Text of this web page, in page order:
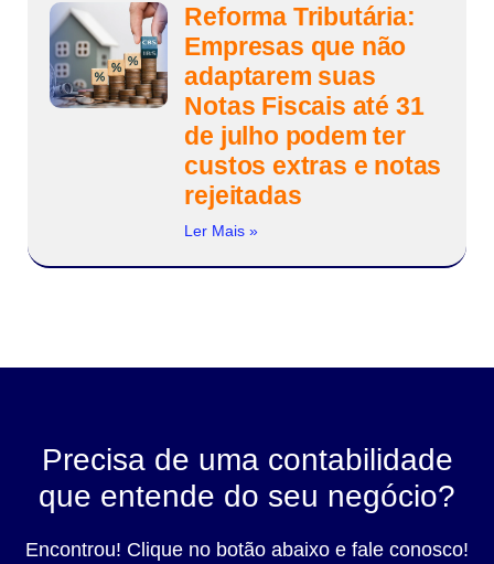
Reforma Tributária:
Empresas que não
adaptarem suas
Notas Fiscais até 31
de julho podem ter
custos extras e notas
rejeitadas
Ler Mais »
Precisa de uma contabilidade
que entende do seu negócio?
Encontrou! Clique no botão abaixo e fale conosco!